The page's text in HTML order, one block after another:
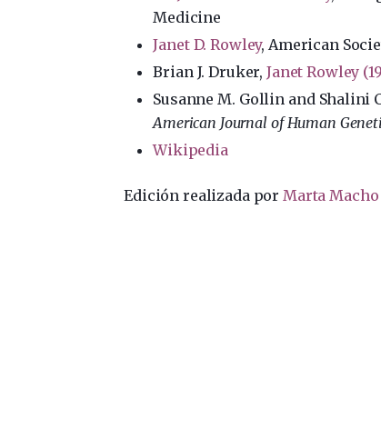
Medicine
Janet D. Rowley, American
Brian J. Druker,Janet Rowley
Susanne M. Gollin and Shalini
American Journal of Human
Wikipedia
Edición realizada por Marta Macho